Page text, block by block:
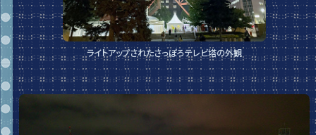
ライトアップされたさっぽろテレビ塔の外観